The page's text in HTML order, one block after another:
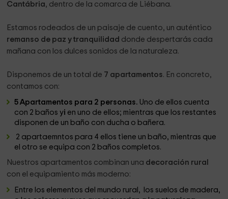
Cantábria, dentro de la comarca de Liébana.
Estamos rodeados de un paisaje de cuento, un auténtico
remanso de paz y tranquilidad donde despertarás cada
mañana con los dulces sonidos de la naturaleza.
Disponemos de un total de 7 apartamentos. En concreto,
contamos con:
5 Apartamentos para 2 personas. Uno de ellos cuenta
con 2 baños yi en uno de ellos; mientras que los restantes
disponen de un baño con ducha o bañera.
2 apartaemntos para 4 ellos tiene un baño, mientras que
el otro se equipa con 2 baños completos.
Nuestros apartamentos combinan una decoración rural
con el equipamiento más moderno:
Entre los elementos del mundo rural, los suelos de madera,